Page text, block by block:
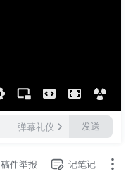
弹幕礼仪 发送
稿件举报 记笔记